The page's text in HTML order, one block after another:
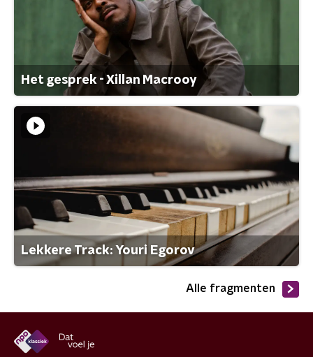
Het gesprek - Xillan Macrooy
Lekkere Track: Youri Egorov
Alle fragmenten